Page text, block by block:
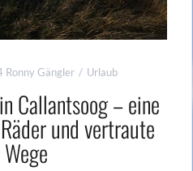
Ronny Gängler Urlaub
Callantsoog – eine
und vertraute
Wege